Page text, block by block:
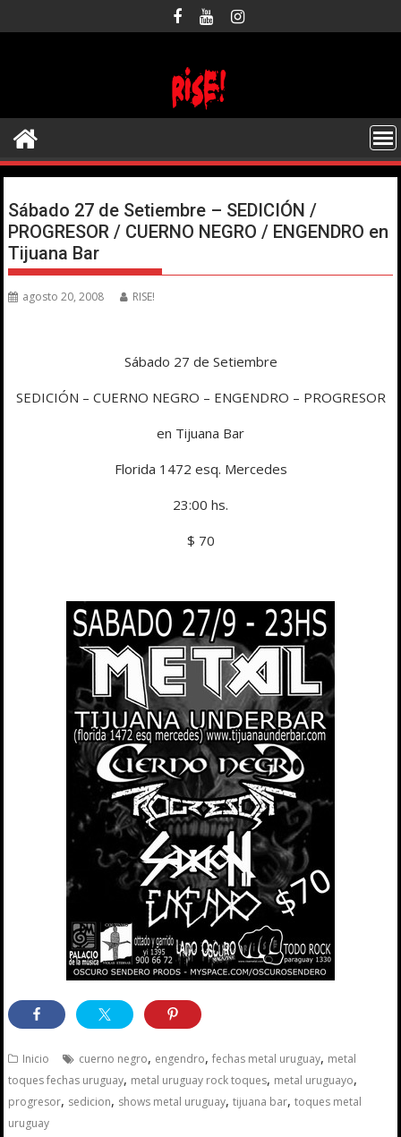
al
Sábado 27 de Setiembre – SEDICIÓN /
PROGRESOR / CUERNO NEGRO / ENGENDRO en
Tijuana Bar
agosto 20, 2008 RISE!
Sábado 27 de Setiembre
SEDICIÓN – CUERNO NEGRO – ENGENDRO – PROGRESOR
en Tijuana Bar
Florida 1472 esq. Mercedes
23:00 hs.
$ 70
Inicio cuerno negro, engendro,fechas metal uruguay, metal
toques fechas uruguay, metal uruguay rock toques, metal uruguayo,
progresor, sedicion, shows metal uruguay,tijuana bar,toques metal
uruguay